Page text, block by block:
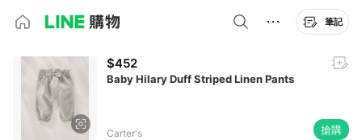
筆記
$452
Baby Hilary Duff Striped Linen Pants
Carter's 搶購